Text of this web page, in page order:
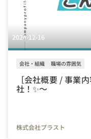
2024-12-16
会社・組織 職場の雰囲気
［会社概要 / 事業
社！✨～
株式会社プラスト